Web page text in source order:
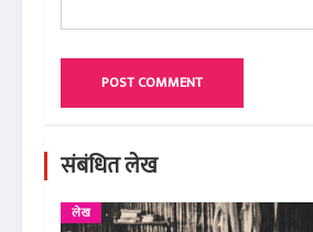
POST COMMENT
संबंधित लेख
लेख